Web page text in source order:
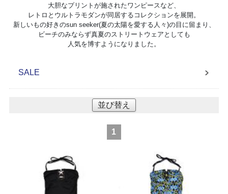
大胆なプリントが施されたワンピースなど、
レトロとウルトラモダンが同居するコレクションを展開。
新しいもの好きのsun seeker(夏の太陽を愛する人々)の目に留まり、
ビーチのみならず真夏のストリートウェアとしても
人気を博すようになりました。
SALE
並び替え
1